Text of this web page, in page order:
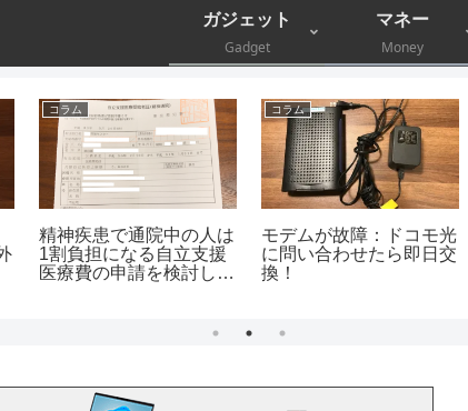
ガジェット
Gadget
マネー
Money
コラム
精神疾患で通院中の人は
1割負担になる自立支援
医療費の申請を検討しよ
コラム
モデムが故障：ドコモ光
に問い合わせたら即日交
換！